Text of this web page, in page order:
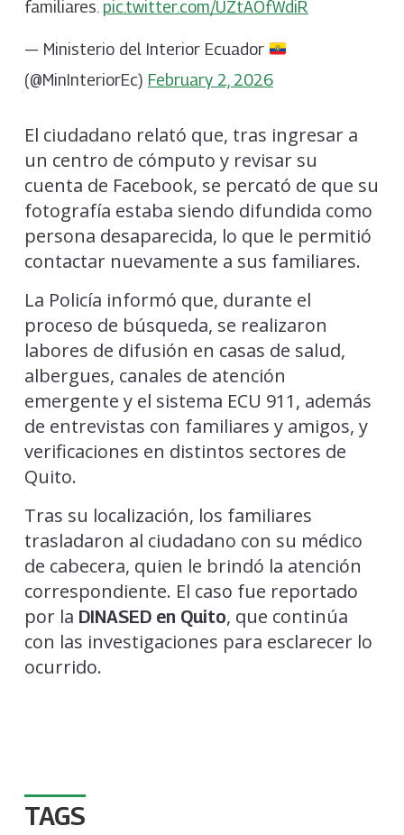
familiares. pic.twitter.com/UZtAOfWdiR
— Ministerio del Interior Ecuador
(@MinInteriorEc) February 2, 2026
El ciudadano relató que, tras ingresar a
un centro de cómputo y revisar su
cuenta de Facebook, se percató de que su
fotografía estaba siendo difundida como
persona desaparecida, lo que le permitió
contactar nuevamente a sus familiares.
La Policía informó que, durante el
proceso de búsqueda, se realizaron
labores de difusión en casas de salud,
albergues, canales de atención
emergente y el sistema ECU 911, además
de entrevistas con familiares y amigos, y
verificaciones en distintos sectores de
Quito.
Tras su localización, los familiares
trasladaron al ciudadano con su médico
de cabecera, quien le brindó la atención
correspondiente. El caso fue reportado
por la DINASED en Quito, que continúa
con las investigaciones para esclarecer lo
ocurrido.
TAGS